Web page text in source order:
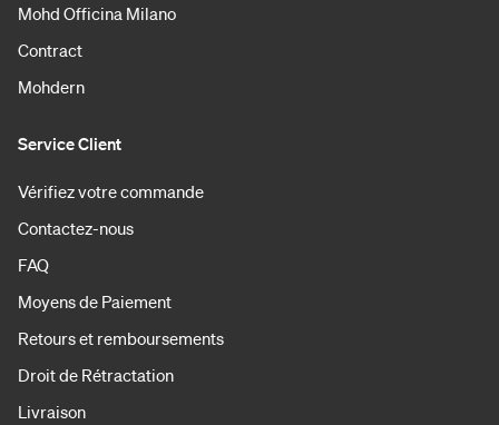
Mohd Officina Milano
Contract
Mohdern
Service Client
Vérifiez votre commande
Contactez-nous
FAQ
Moyens de Paiement
Retours et remboursements
Droit de Rétractation
Livraison